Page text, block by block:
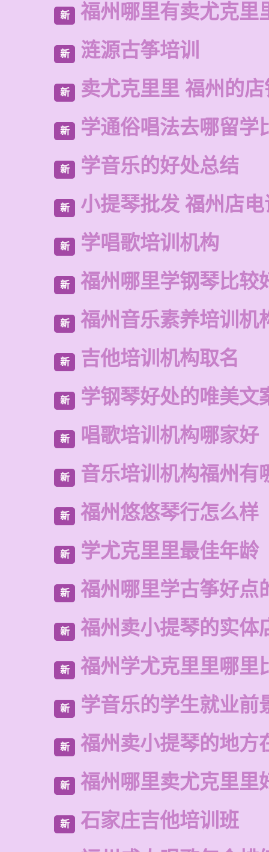
新 福州哪里有卖尤克里
新 涟源古筝培训
新 卖尤克里里 福州的
新 学通俗唱法去哪留学
新 学音乐的好处总结
新 小提琴批发 福州店
新 学唱歌培训机构
新 福州哪里学钢琴比较
新 福州音乐素养培训机
新 吉他培训机构取名
新 学钢琴好处的唯美文
新 唱歌培训机构哪家好
新 音乐培训机构福州有
新 福州悠悠琴行怎么样
新 学尤克里里最佳年龄
新 福州哪里学古筝好点
新 福州卖小提琴的实体
新 福州学尤克里里哪里
新 学音乐的学生就业前
新 福州卖小提琴的地方
新 福州哪里卖尤克里里
新
石家庄吉他培训班